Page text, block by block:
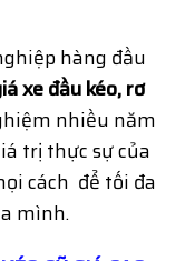
hàng đầu
xe đầu kéo, rơ
nhiều năm
trị thực sự của
cách để tối đa
mình.